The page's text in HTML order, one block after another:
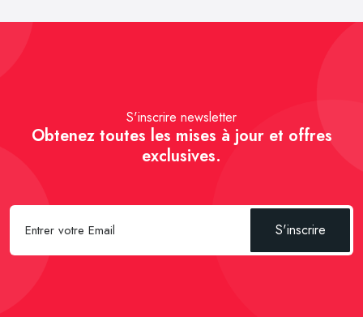
S'inscrire newsletter
Obtenez toutes les mises à jour et offres
exclusives.
S'inscrire